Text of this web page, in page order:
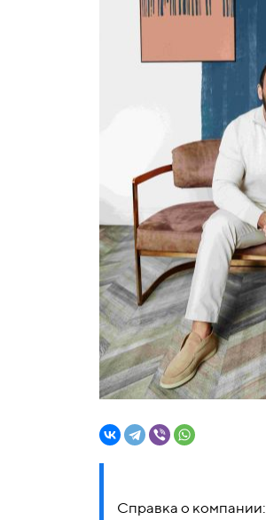
Справка о компании: